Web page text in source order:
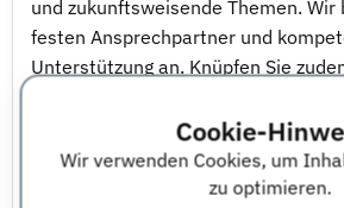
Cookie-
Wir verwenden Cookies, um
zu optimieren.
und zukunftsweisende Themen.
festen Ansprechpartner und
Unterstützung an. Knüpfen Sie
Einstellungsprofil - Mögliche
Fachrichtungen:
Informatik, Softwareentwicklung,